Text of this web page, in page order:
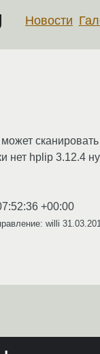
Новости
нет hplip 3.12.4
+00:00
willi